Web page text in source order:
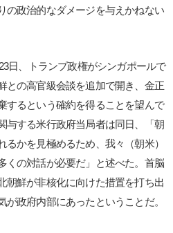
の政治的なダメージを与えかねない
日、トランプ政権がシンガポールで
との高官級会談を追加で開き、金正
するという確約を得ることを望んで
与する米行政府当局者は同日、「朝
かを見極めるため、我々（朝米）
くの対話が必要だ」と述べた。首脳
朝鮮が非核化に向けた措置を打ち出
政府内部にあったということだ。